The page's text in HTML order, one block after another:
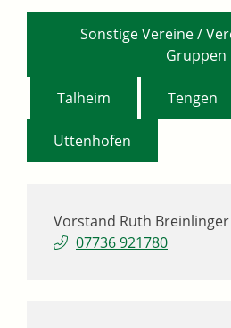
Vorstand Ruth Breinlinger
07736 921780
Sonstige Vereine /
Gruppen
Talheim Tengen
Uttenhofen